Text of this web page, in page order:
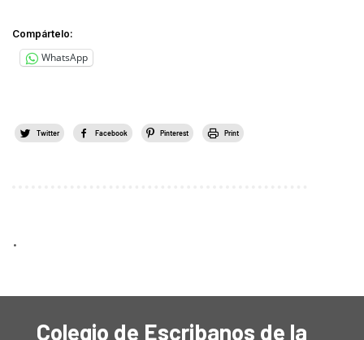
Compártelo:
WhatsApp
Twitter Facebook Pinterest Print
.
Colegio de Escribanos de la